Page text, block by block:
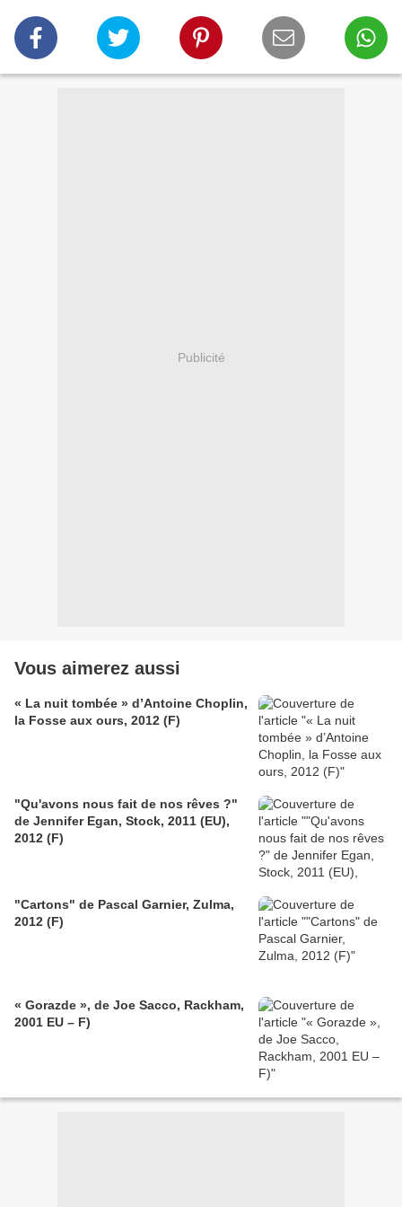
Publicité
Vous aimerez aussi
« La nuit tombée » d’Antoine Choplin,
la Fosse aux ours, 2012 (F)
"Qu'avons nous fait de nos rêves ?"
de Jennifer Egan, Stock, 2011 (EU),
2012 (F)
"Cartons" de Pascal Garnier, Zulma,
2012 (F)
« Gorazde », de Joe Sacco, Rackham,
2001 EU – F)